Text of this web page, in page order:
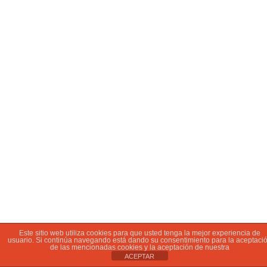
Este sitio web utiliza cookies para que usted tenga la mejor experiencia de
usuario. Si continúa navegando está dando su consentimiento para la
de las mencionadas cookies y la aceptación de nuestra
ACEPTAR